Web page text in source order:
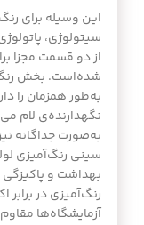
اين وسيله برای
از دو قسمت مجزا
نگهدارنده‌ی لام
به‌صورت جداگانه
سینی رنگ‌آمیزی
بهداشت و
رنگ‌آمیزی در برابر
آزمایشگاه‌ها